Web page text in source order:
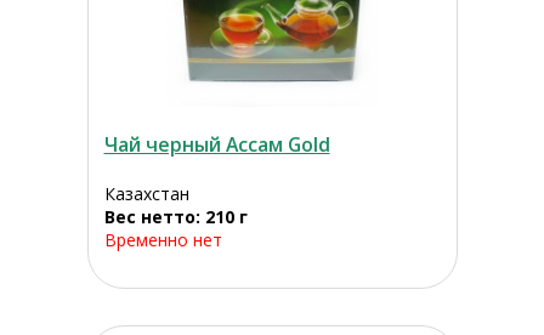
Чай черный Ассам Gold
Казахстан
Вес нетто: 210 г
Временно нет